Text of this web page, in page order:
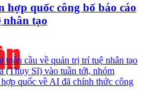
hợp quốc công bố báo cáo
nhân tạo
cầu về quản trị trí tuệ nhân tạo
(Thụy Sĩ) vào tuần tới, nhóm
quốc về AI đã chính thức công